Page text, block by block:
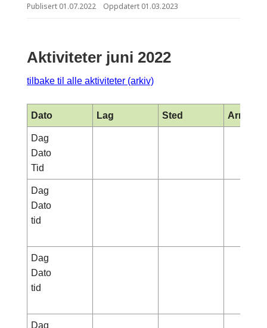
Publisert 01.07.2022 Oppdatert 01.03.2023
Aktiviteter juni 2022
tilbake til alle aktiviteter (arkiv)
Dato Lag Sted
Dag
Dato
Tid
Dag
Dato
tid
Dag
Dato
tid
Dag